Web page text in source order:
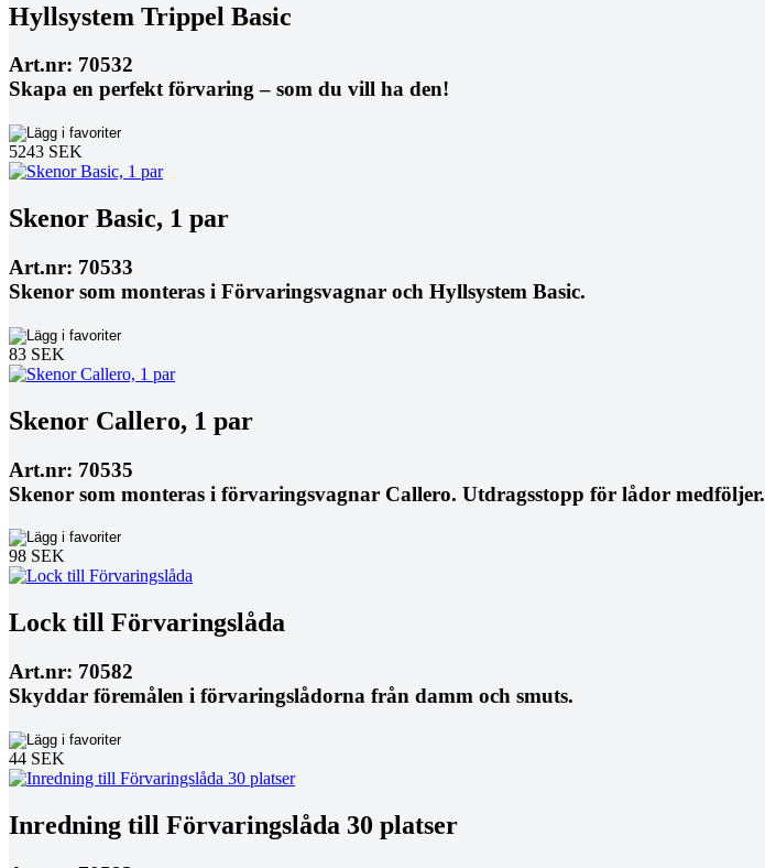
Hyllsystem Trippel Basic
Art.nr: 70532
Skapa en perfekt förvaring – som du vill ha den!
5243 SEK
Skenor Basic, 1 par
Art.nr: 70533
Skenor som monteras i Förvaringsvagnar och Hyllsystem Basic.
83 SEK
Skenor Callero, 1 par
Art.nr: 70535
Skenor som monteras i förvaringsvagnar Callero. Utdragsstopp för lådor medföljer.
98 SEK
Lock till Förvaringslåda
Art.nr: 70582
Skyddar föremålen i förvaringslådorna från damm och smuts.
44 SEK
Inredning till Förvaringslåda 30 platser